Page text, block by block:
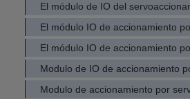
El módulo de IO del
El módulo IO de accionamiento
El módulo IO de accionamiento
Modulo de IO de accionamiento
Modulo de accionamiento por